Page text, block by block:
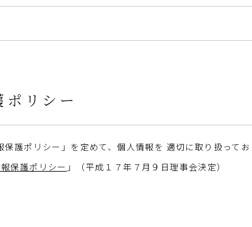
リシー
護ポリシー」を定めて、個人情報を 適切に取り扱ってお
保護ポリシー 」（平成１７年７月９日理事会決定）